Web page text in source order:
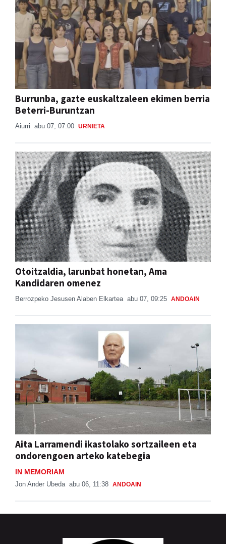
Burrunba, gazte euskaltzaleen ekimen berria
Beterri-Buruntzan
Aiurri abu 07, 07:00 URNIETA
Otoitzaldia, larunbat honetan, Ama
Kandidaren omenez
Berrozpeko Jesusen Alaben Elkartea abu 07, 09:25 ANDOAIN
Aita Larramendi ikastolako sortzaileen eta
ondorengoen arteko katebegia
IN MEMORIAM
Jon Ander Ubeda abu 06, 11:38 ANDOAIN